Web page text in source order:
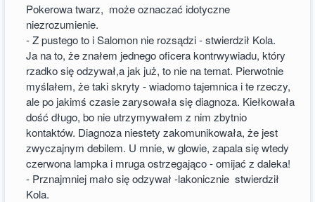
Pokerowa twarz, może oznaczać idotyczne
niezrozumienie.
- Z pustego to i Salomon nie rozsądzi - stwierdził Kola.
Ja na to, że znałem jednego oficera kontrwywiadu, który
rzadko się odzywał,a jak już, to nie na temat. Pierwotnie
myślałem, że taki skryty - wiadomo tajemnica i te rzeczy,
ale po jakimś czasie zarysowała się diagnoza. Kiełkowała
dość długo, bo nie utrzymywałem z nim zbytnio
kontaktów. Diagnoza niestety zakomunikowała, że jest
zwyczajnym debilem. U mnie, w glowie, zapala się wtedy
czerwona lampka i mruga ostrzegająco - omijać z daleka!
- Prznajmniej mało się odzywał -lakonicznie stwierdził
Kola.